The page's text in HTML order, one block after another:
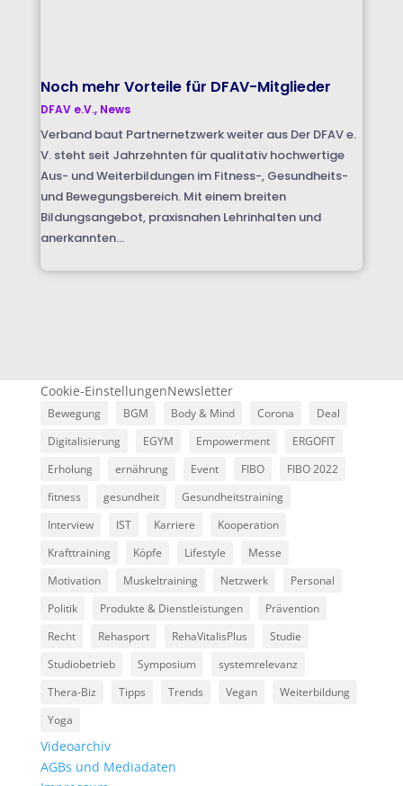
Noch mehr Vorteile für DFAV-Mitglieder
DFAV e.V., News
Verband baut Partnernetzwerk weiter aus Der DFAV e.
V. steht seit Jahrzehnten für qualitativ hochwertige
Aus- und Weiterbildungen im Fitness-, Gesundheits-
und Bewegungsbereich. Mit einem breiten
Bildungsangebot, praxisnahen Lehrinhalten und
anerkannten...
Cookie-EinstellungenNewsletter
Bewegung BGM Body & Mind Corona
Deal
Digitalisierung
EGYM Empowerment
ERGOFIT
Erholung
ernährung Event FIBO
FIBO 2022
fitness
gesundheit
Gesundheitstraining
Interview
IST Karriere
Kooperation
Krafttraining
Köpfe Lifestyle
Messe
Motivation
Muskeltraining Netzwerk
Personal
Politik
Produkte & Dienstleistungen
Prävention
Recht
Rehasport RehaVitalisPlus
Studie
Studiobetrieb
Symposium
systemrelevanz
Thera-Biz
Tipps Trends Vegan
Weiterbildung
Yoga
Videoarchiv
AGBs und Mediadaten